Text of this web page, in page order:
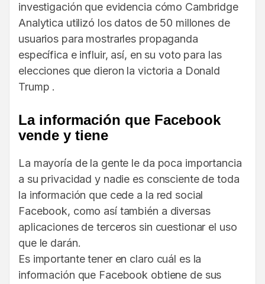
investigación que evidencia cómo Cambridge
Analytica utilizó los datos de 50 millones de
usuarios para mostrarles propaganda
específica e influir, así, en su voto para las
elecciones que dieron la victoria a Donald
Trump .
La información que Facebook
vende y tiene
La mayoría de la gente le da poca importancia
a su privacidad y nadie es consciente de toda
la información que cede a la red social
Facebook, como así también a diversas
aplicaciones de terceros sin cuestionar el uso
que le darán.
Es importante tener en claro cuál es la
información que Facebook obtiene de sus